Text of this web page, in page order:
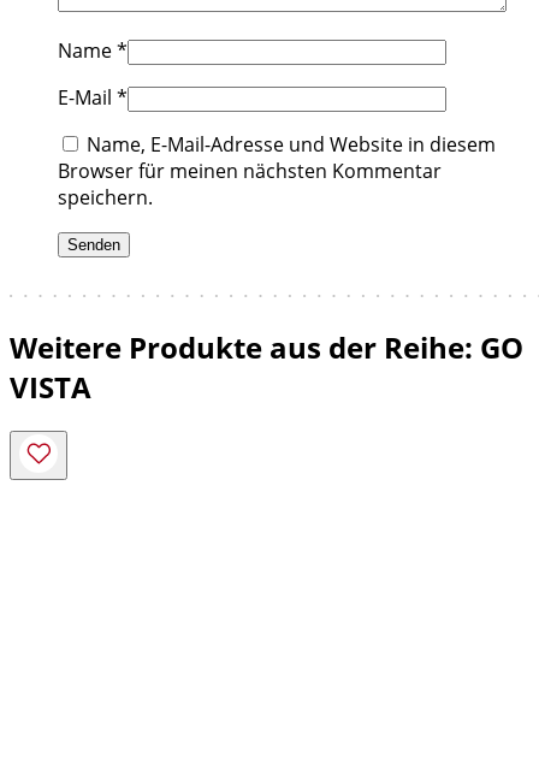
Name*
E-Mail *
Name, E-Mail-Adresse und Website in diesem
Browser für meinen nächsten Kommentar
speichern.
Weitere Produkte aus der Reihe: GO
VISTA